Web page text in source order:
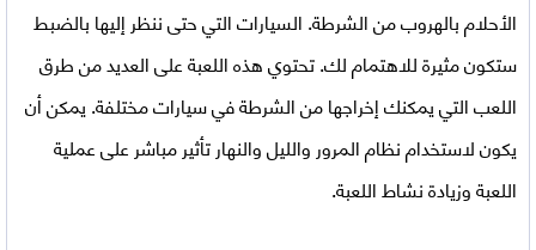
الأحلام بالهروب من الشرطة. السيارات التي حتى ننظر إليها بالضبط
ستكون مثيرة للاهتمام لك. تحتوي هذه اللعبة على العديد من طرق
اللعب التي يمكنك إخراجها من الشرطة في سيارات مختلفة. يمكن أن
يكون لاستخدام نظام المرور والليل والنهار تأثير مباشر على عملية
اللعبة وزيادة نشاط اللعبة.